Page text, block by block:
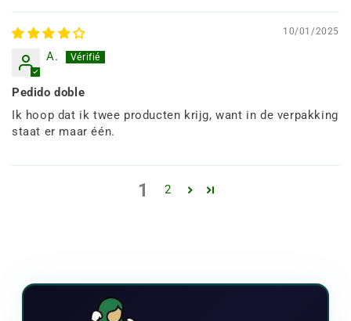
10/01/2025
A.
Pedido doble
Ik hoop dat ik twee producten krijg, want in de verpakking
staat er maar één.
1 2